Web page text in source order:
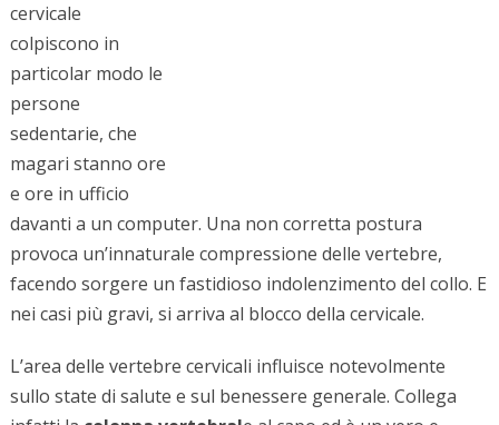
cervicale
colpiscono in
particolar modo le
persone
sedentarie, che
magari stanno ore
e ore in ufficio
davanti a un computer. Una non corretta postura
provoca un’innaturale compressione delle vertebre,
facendo sorgere un fastidioso indolenzimento del collo. E
nei casi più gravi, si arriva al blocco della cervicale.
L’area delle vertebre cervicali influisce notevolmente
sullo state di salute e sul benessere generale. Collega